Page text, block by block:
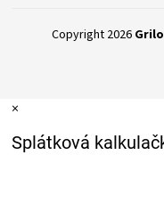
Copyright 2026
×
Splátková